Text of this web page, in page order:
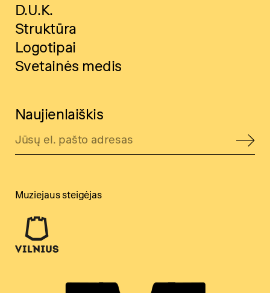
D.U.K.
Struktūra
Logotipai
Svetainės medis
Naujienlaiškis
Muziejaus steigėjas